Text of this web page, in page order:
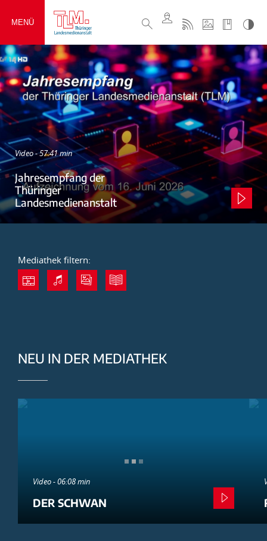
MENÜ
Video - 57:41 min
Jahresempfang der
Thüringer
Landesmedienanstalt
Mediathek filtern:
NEU IN DER MEDIATHEK
Video - 06:08 min
DER SCHWAN